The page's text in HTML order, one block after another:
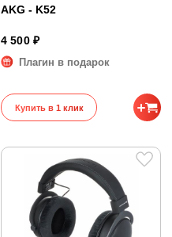
AKG - K52
4 500 ₽
Плагин в подарок
Купить в 1 клик